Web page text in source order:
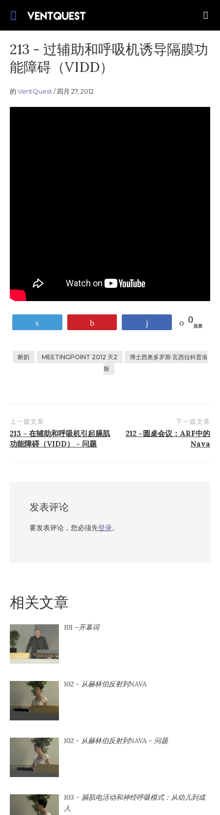
213 - 过辅助和呼吸机诱导隔膜功
能障碍（VIDD）
的 VentQuest 四月 27, 2012
0
股票
断奶 MEETINGPOINT 2012 天2
博士西奥多罗斯·瓦西拉科普洛
斯
张
贴
上一篇文章
213 - 在辅助和呼吸机引起膈肌
功能障碍（VIDD） - 问题
下一篇文章
212 –圆桌会议：ARF中的
Nava
发表评论
要发表评论，您必须先登录。
相关文章
101 –开幕词
102 - 从赫林伯反射到NAVA
102 - 从赫林伯反射到NAVA - 问题
103 - 膈肌电活动和神经呼吸模式：从幼儿到成
人